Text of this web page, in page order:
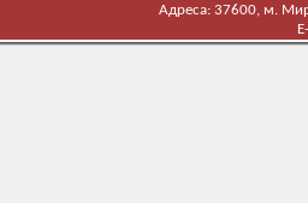
Адреса: 37600, м.